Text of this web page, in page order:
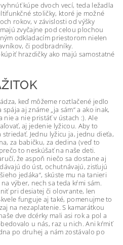
kúpe dvoch vecí, teda ležadla
stoličky, ktoré je možné
rokov, v závislosti od výšky
zvyčajne pod celou plochou
odkladacím priestorom nielen
či podbradníky.
hrazdičky ako majú samostatné
keď môžeme roztlačené jedlo
aj známe „ja sám“ a ako inak,
nie a nie pristáť v ústach :). Ale
aj jedenie lyžicou. Aby to
Jednu lyžicu ja, jednu dieťa,
za babičku, za dedina (veď to
to neskúšať na naše deti.
že aspoň niečo sa dostane aj
do úst, ochutnávajú, zisťujú
jedáka“, skúste mu na tanieri
výber, nech sa teda kŕmi sám.
pri desiatej či olovrante, len
funguje aj také, pomenujme to
na nezaplatenie. S kamarátkou
dve dcérky mali asi rok a pol a
u nás, raz u nich. Ani kŕmiť
po druhej a nám zostávalo po